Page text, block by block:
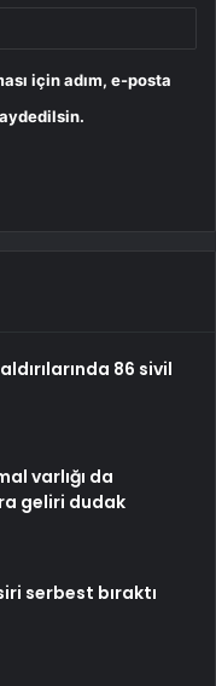
için adım, e-posta
86 sivil
varlığı da
geliri dudak
serbest bıraktı